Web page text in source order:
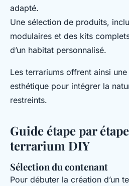
adapté.
Une sélection de produits,
modulaires et des kits
d’un habitat personnalisé.
Les terrariums offrent ainsi
esthétique pour intégrer la
restreints.
Guide étape par
terrarium DIY
Sélection du contenant
Pour débuter la création d’un